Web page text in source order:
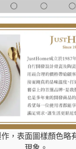
，表面圖樣顏色略